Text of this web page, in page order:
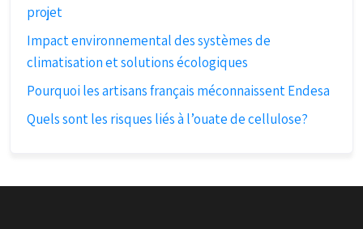
projet
Impact environnemental des systèmes de
climatisation et solutions écologiques
Pourquoi les artisans français méconnaissent Endesa
Quels sont les risques liés à l’ouate de cellulose?